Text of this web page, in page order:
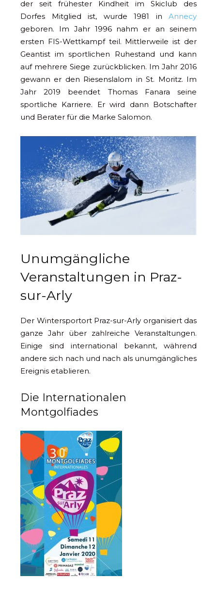
der seit frühester Kindheit im Skiclub des
Dorfes Mitglied ist, wurde 1981 in Annecy
geboren. Im Jahr 1996 nahm er an seinem
ersten FIS-Wettkampf teil. Mittlerweile ist der
Geantist im sportlichen Ruhestand und kann
auf mehrere Siege zurückblicken. Im Jahr 2016
gewann er den Riesenslalom in St. Moritz. Im
Jahr 2019 beendet Thomas Fanara seine
sportliche Karriere. Er wird dann Botschafter
und Berater für die Marke Salomon.
Unumgängliche
Veranstaltungen in Praz-
sur-Arly
Der Wintersportort Praz-sur-Arly organisiert das
ganze Jahr über zahlreiche Veranstaltungen.
Einige sind international bekannt, während
andere sich nach und nach als unumgängliches
Ereignis etablieren.
Die Internationalen
Montgolfiades